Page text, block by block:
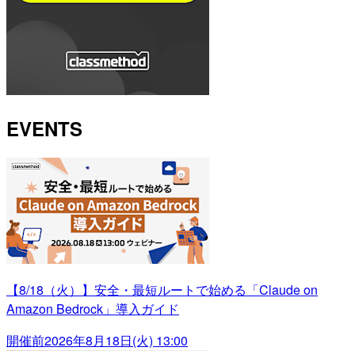
EVENTS
【8/18（火）】安全・最短ルートで始める「Claude on
Amazon Bedrock」導入ガイド
開催前2026年8月18日(火) 13:00